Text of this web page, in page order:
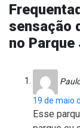
sensação
no Parque
19 de maio
Esse